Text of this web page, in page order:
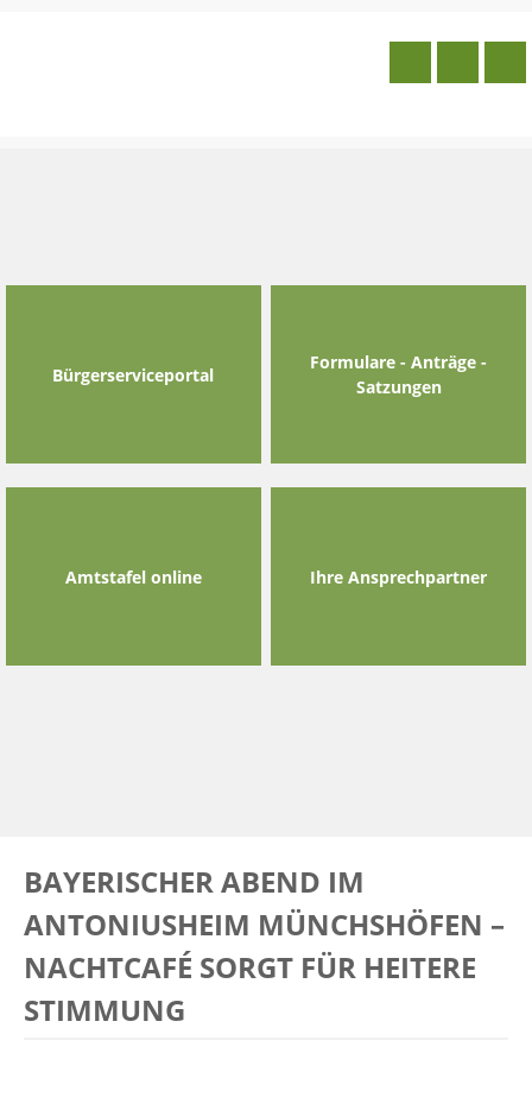
Bürgerserviceportal
Formulare - Anträge -
Satzungen
Amtstafel online Ihre Ansprechpartner
BAYERISCHER ABEND IM
ANTONIUSHEIM MÜNCHSHÖFEN –
NACHTCAFÉ SORGT FÜR HEITERE
STIMMUNG